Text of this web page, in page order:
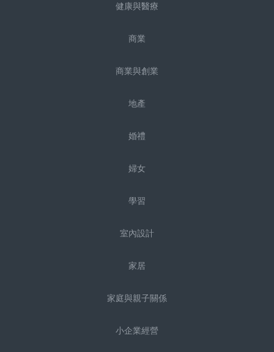
健康與醫療
商業
商業與創業
地產
婚禮
婦女
學習
室內設計
家居
家庭與親子關係
小企業經營